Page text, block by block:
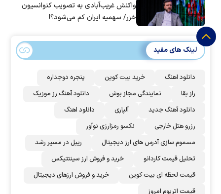
واکنش غریب‌آبادی به تصویب کنوانسیون
خزر/ سهمیه ایران کم می‌شود؟!
لینک های مفید
دانلود اهنگ خرید بیت کوین
پنجره دوجداره
راز بقا
نمایندگی مجاز بوش
دانلود آهنگ رز‌ موزیک
دانلود آهنگ جدید
آلپاری
دانلود اهنگ
رزرو هتل خارجی
نکسو رمزارزی نوآور
مسموم سازی آدرس های ارز دیجیتال
ریپل در مسیر رشد
تحلیل قیمت کاردانو
خرید و فروش ارز سینتتیکس
قیمت لحظه ای بیت کوین
خرید و فروش ارزهای دیجیتال
قیمت اتریوم امروز